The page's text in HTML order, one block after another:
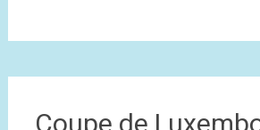
Coupe de